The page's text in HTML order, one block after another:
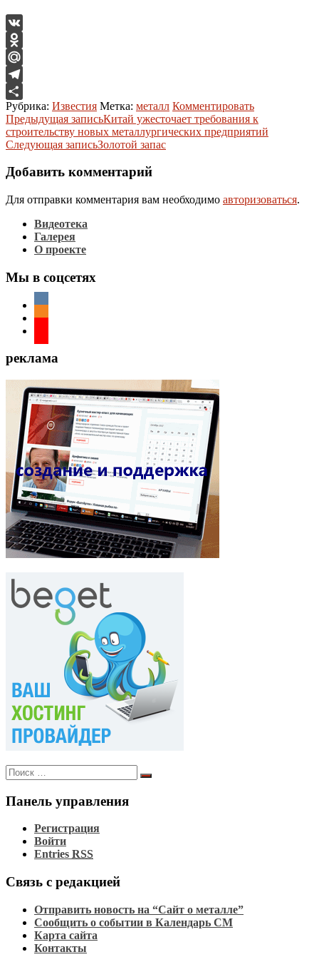
VK
Odnoklassniki
Mail.Ru
Telegram
Отправить
Рубрика: Известия Метка: металл Комментировать
Навигация
по
Предыдущая записьКитай ужесточает требования к
строительству новых металлургических предприятий
Следующая записьЗолотой запас
Добавить комментарий
Для отправки комментария вам необходимо авторизоваться.
Видеотека
Галерея
О проекте
Мы в соцсетях
реклама
Поиск
по:
Поиск
Панель управления
Регистрация
Войти
Entries RSS
Связь с редакцией
Отправить новость на “Сайт о металле”
Сообщить о событии в Календарь СМ
Карта сайта
Контакты